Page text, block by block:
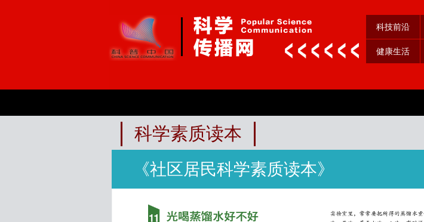
科技前沿
健康生活
科学素质读本
《社区居民科学素质读本》